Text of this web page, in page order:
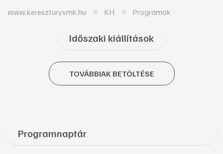
www.kereszturyvmk.hu KH Programok
Időszaki kiállítások
TOVÁBBIAK BETÖLTÉSE
Programnaptár